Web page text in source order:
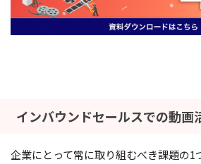
インバウンドセールスでの動画
企業にとって常に取り組むべき課題の1